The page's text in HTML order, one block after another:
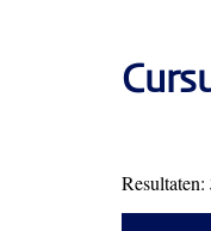
Resultaten: